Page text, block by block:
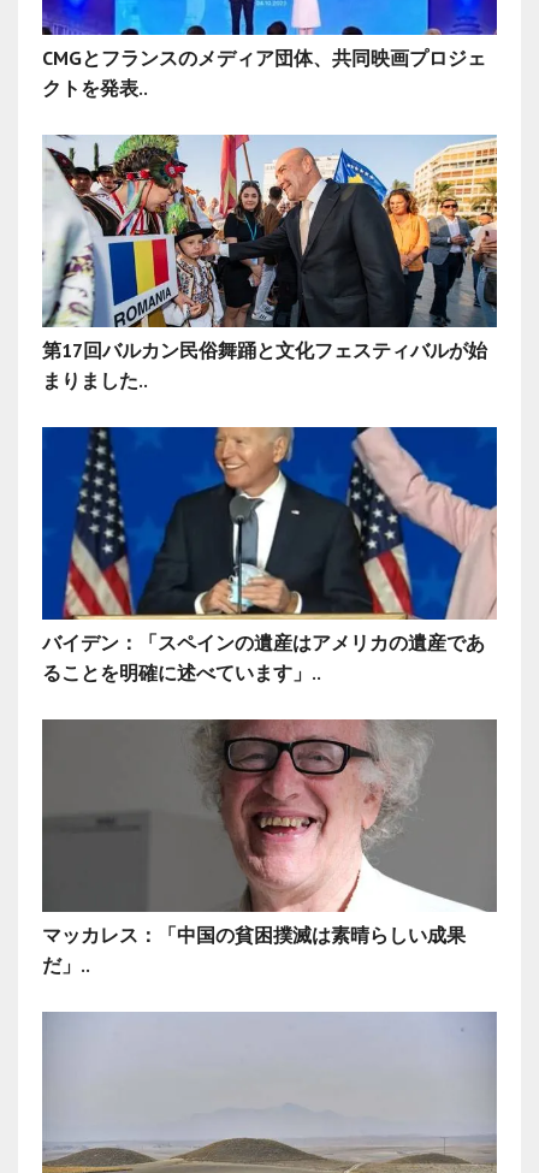
CMGとフランスのメディア団体、共同映画プロジェ
クトを発表..
第17回バルカン民俗舞踊と文化フェスティバルが始
まりました..
バイデン：「スペインの遺産はアメリカの遺産であ
ることを明確に述べています」..
マッカレス：「中国の貧困撲滅は素晴らしい成果
だ」..